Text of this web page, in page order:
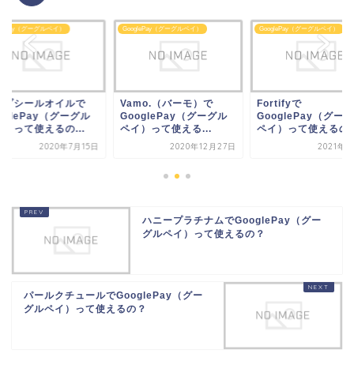
（グーグルペイ）
（バーモ）で
（グーグル
）って使える...
2020年12月27日
GooglePay（グーグルペイ）
Fortifyで
GooglePay（グーグル
ペイ）って使えるの？
2021年6月5日
GooglePay（グーグルペイ）
ハープシールオイル
GooglePay（グー
ペイ）って使えるの
2020年7
ハニープラチナムでGooglePay（グー
グルペイ）って使えるの？
パールクチュールでGooglePay（グー
グルペイ）って使えるの？